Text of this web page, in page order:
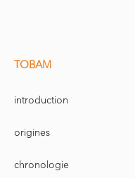
TOBAM
introduction
origines
chronologie